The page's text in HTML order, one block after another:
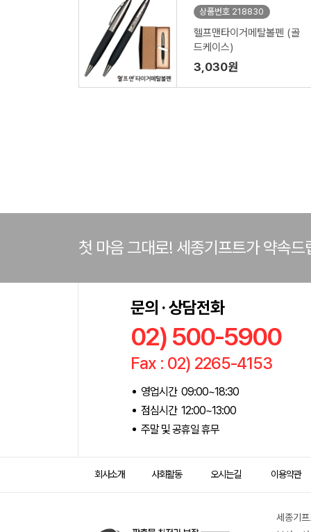
상품번호 218830
헬프맨타이거메탈볼펜 (골
드케이스)
3,030원
첫 마음 그대로! 세종기프트가 약속드
문의 · 상담전화
02) 500-5900
Fax : 02) 2265-4153
영업시간 09:00~18:30
점심시간 12:00~13:00
주말 및 공휴일 휴무
회사소개 사회활동 오시는길 이용약관
세종기